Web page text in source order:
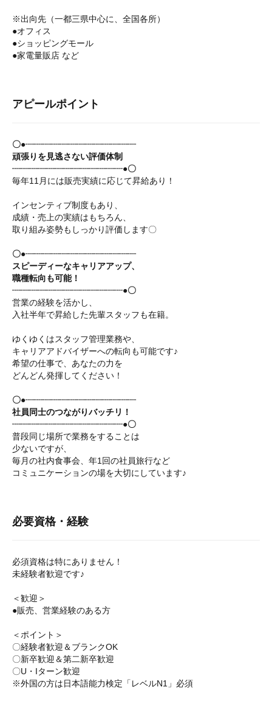
※出向先（一都三県中心に、全国各所）
●オフィス
●ショッピングモール
●家電量販店 など
アピールポイント
〇●┈┈┈┈┈┈┈┈┈┈┈┈┈
頑張りを見逃さない評価体制
┈┈┈┈┈┈┈┈┈┈┈┈┈●〇
毎年11月には販売実績に応じて昇給あり！
インセンティブ制度もあり、
成績・売上の実績はもちろん、
取り組み姿勢もしっかり評価します〇
〇●┈┈┈┈┈┈┈┈┈┈┈┈┈
スピーディーなキャリアアップ、
職種転向も可能！
┈┈┈┈┈┈┈┈┈┈┈┈┈●〇
営業の経験を活かし、
入社半年で昇給した先輩スタッフも在籍。
ゆくゆくはスタッフ管理業務や、
キャリアアドバイザーへの転向も可能です♪
希望の仕事で、あなたの力を
どんどん発揮してください！
〇●┈┈┈┈┈┈┈┈┈┈┈┈┈
社員同士のつながりバッチリ！
┈┈┈┈┈┈┈┈┈┈┈┈┈●〇
普段同じ場所で業務をすることは
少ないですが、
毎月の社内食事会、年1回の社員旅行など
コミュニケーションの場を大切にしています♪
必要資格・経験
必須資格は特にありません！
未経験者歓迎です♪
＜歓迎＞
●販売、営業経験のある方
＜ポイント＞
〇経験者歓迎＆ブランクOK
〇新卒歓迎＆第二新卒歓迎
〇U・Iターン歓迎
※外国の方は日本語能力検定「レベルN1」必須